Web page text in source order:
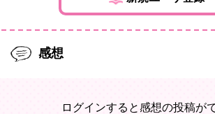
感想
ログインすると感想の投稿が